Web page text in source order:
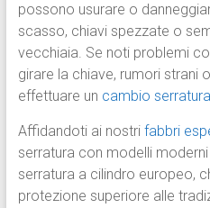
possono usurare o
scasso, chiavi spezzate o
vecchiaia. Se noti problemi
girare la chiave, rumori strani
effettuare un cambio
Affidandoti ai nostri fabbri
serratura con modelli
serratura a cilindro europeo,
protezione superiore alle